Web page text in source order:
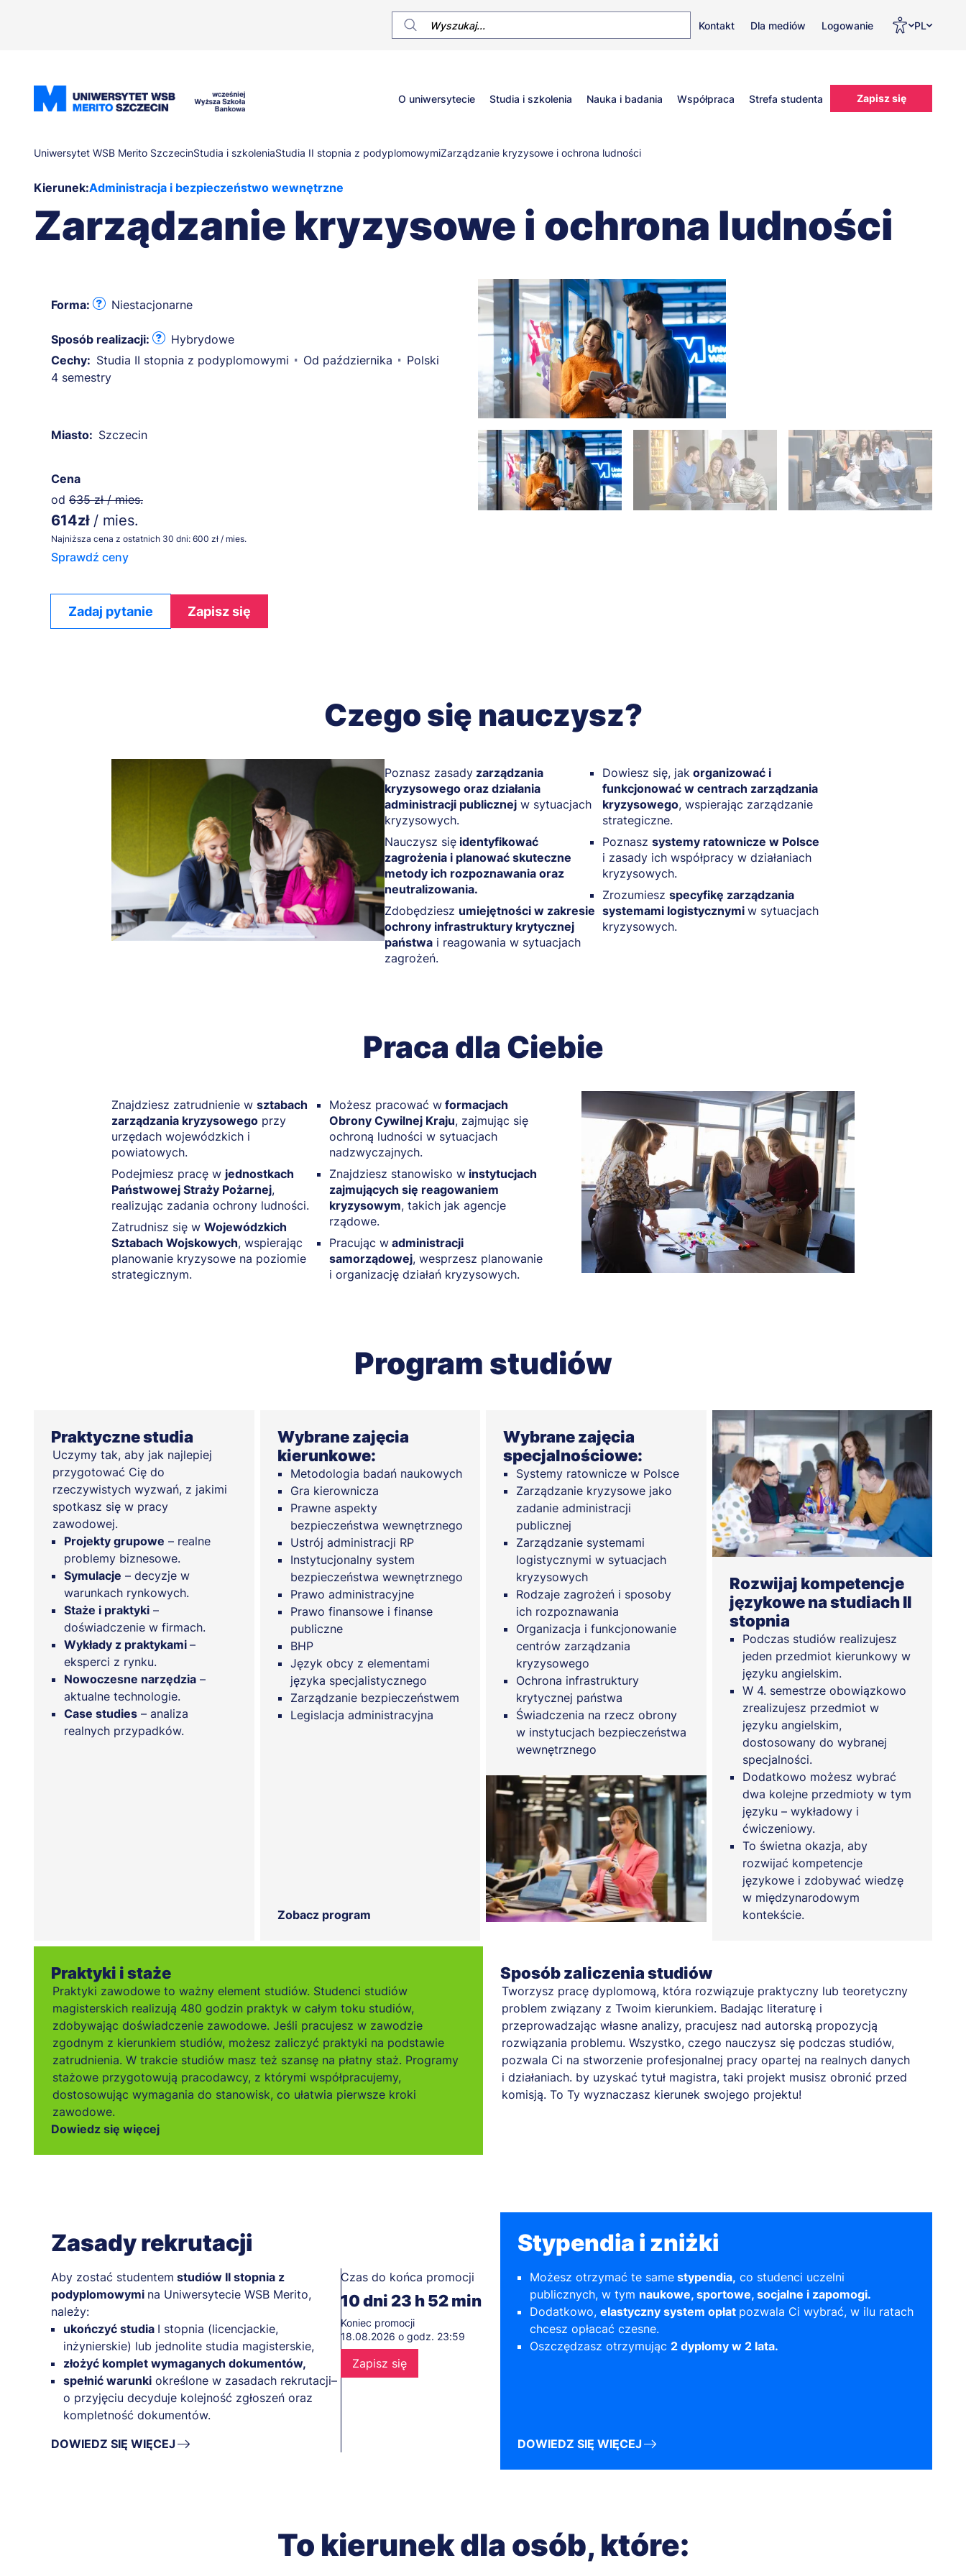
Top
Kontakt Dla mediów Logowanie PL
Główne
menu
O uniwersytecie Studia i szkolenia Nauka i badania Współpraca Strefa studenta Zapisz się
Ścieżka
nawigacyjna
Uniwersytet WSB Merito SzczecinStudia i szkoleniaStudia II stopnia z podyplomowymiZarządzanie kryzysowe i ochrona ludności
Kierunek:Administracja i bezpieczeństwo wewnętrzne
Zarządzanie kryzysowe i ochrona ludności
Forma: Niestacjonarne
Sposób realizacji:
Hybrydowe
Cechy: Studia II stopnia z podyplomowymi Od października
Polski
4 semestry
Miasto: Szczecin
Cena
od 635 zł / mies.
614zł / mies.
Najniższa cena z ostatnich 30 dni: 600 zł / mies.
Sprawdź ceny
Zadaj pytanie Zapisz się
Czego się nauczysz?
Poznasz zasady zarządzania
kryzysowego oraz działania
administracji publicznej w sytuacjach
kryzysowych.
Nauczysz się identyfikować
zagrożenia i planować skuteczne
metody ich rozpoznawania oraz
neutralizowania.
Zdobędziesz umiejętności w zakresie
ochrony infrastruktury krytycznej
państwa i reagowania w sytuacjach
zagrożeń.
Dowiesz się, jak organizować i
funkcjonować w centrach zarządzania
kryzysowego, wspierając zarządzanie
strategiczne.
Poznasz systemy ratownicze w Polsce
i zasady ich współpracy w działaniach
kryzysowych.
Zrozumiesz specyfikę zarządzania
systemami logistycznymi w sytuacjach
kryzysowych.
Praca dla Ciebie
Znajdziesz zatrudnienie w sztabach
zarządzania kryzysowego przy
urzędach wojewódzkich i
powiatowych.
Podejmiesz pracę w jednostkach
Państwowej Straży Pożarnej,
realizując zadania ochrony ludności.
Zatrudnisz się w Wojewódzkich
Sztabach Wojskowych, wspierając
planowanie kryzysowe na poziomie
strategicznym.
Możesz pracować w formacjach
Obrony Cywilnej Kraju, zajmując się
ochroną ludności w sytuacjach
nadzwyczajnych.
Znajdziesz stanowisko w instytucjach
zajmujących się reagowaniem
kryzysowym, takich jak agencje
rządowe.
Pracując w administracji
samorządowej, wesprzesz planowanie
i organizację działań kryzysowych.
Program studiów
Praktyczne studia
Uczymy tak, aby jak najlepiej
przygotować Cię do
rzeczywistych wyzwań, z jakimi
spotkasz się w pracy
zawodowej.
Projekty grupowe – realne
problemy biznesowe.
Symulacje – decyzje w
warunkach rynkowych.
Staże i praktyki –
doświadczenie w firmach.
Wykłady z praktykami –
eksperci z rynku.
Nowoczesne narzędzia –
aktualne technologie.
Case studies – analiza
realnych przypadków.
Wybrane zajęcia
kierunkowe:
Metodologia badań naukowych
Gra kierownicza
Prawne aspekty
bezpieczeństwa wewnętrznego
Ustrój administracji RP
Instytucjonalny system
bezpieczeństwa wewnętrznego
Prawo administracyjne
Prawo finansowe i finanse
publiczne
BHP
Język obcy z elementami
języka specjalistycznego
Zarządzanie bezpieczeństwem
Legislacja administracyjna
Zobacz program
Wybrane zajęcia
specjalnościowe:
Systemy ratownicze w Polsce
Zarządzanie kryzysowe jako
zadanie administracji
publicznej
Zarządzanie systemami
logistycznymi w sytuacjach
kryzysowych
Rodzaje zagrożeń i sposoby
ich rozpoznawania
Organizacja i funkcjonowanie
centrów zarządzania
kryzysowego
Ochrona infrastruktury
krytycznej państwa
Świadczenia na rzecz obrony
w instytucjach bezpieczeństwa
wewnętrznego
Rozwijaj kompetencje
językowe na studiach II
stopnia
Podczas studiów realizujesz
jeden przedmiot kierunkowy w
języku angielskim.
W 4. semestrze obowiązkowo
zrealizujesz przedmiot w
języku angielskim,
dostosowany do wybranej
specjalności.
Dodatkowo możesz wybrać
dwa kolejne przedmioty w tym
języku – wykładowy i
ćwiczeniowy.
To świetna okazja, aby
rozwijać kompetencje
językowe i zdobywać wiedzę
w międzynarodowym
kontekście.
Praktyki i staże
Praktyki zawodowe to ważny element studiów. Studenci studiów
magisterskich realizują 480 godzin praktyk w całym toku studiów,
zdobywając doświadczenie zawodowe. Jeśli pracujesz w zawodzie
zgodnym z kierunkiem studiów, możesz zaliczyć praktyki na podstawie
zatrudnienia. W trakcie studiów masz też szansę na płatny staż. Programy
stażowe przygotowują pracodawcy, z którymi współpracujemy,
dostosowując wymagania do stanowisk, co ułatwia pierwsze kroki
zawodowe.
Dowiedz się więcej
Sposób zaliczenia studiów
Tworzysz pracę dyplomową, która rozwiązuje praktyczny lub teoretyczny
problem związany z Twoim kierunkiem. Badając literaturę i
przeprowadzając własne analizy, pracujesz nad autorską propozycją
rozwiązania problemu. Wszystko, czego nauczysz się podczas studiów,
pozwala Ci na stworzenie profesjonalnej pracy opartej na realnych danych
i działaniach. by uzyskać tytuł magistra, taki projekt musisz obronić przed
komisją. To Ty wyznaczasz kierunek swojego projektu!
Zasady rekrutacji
Aby zostać studentem studiów II stopnia z
podyplomowymi na Uniwersytecie WSB Merito,
należy:
ukończyć studia I stopnia (licencjackie,
inżynierskie) lub jednolite studia magisterskie,
złożyć komplet wymaganych dokumentów,
spełnić warunki określone w zasadach rekrutacji–
o przyjęciu decyduje kolejność zgłoszeń oraz
kompletność dokumentów.
DOWIEDZ SIĘ WIĘCEJ
Czas do końca promocji
10dni23 h52min
Koniec promocji
18.08.2026 o godz. 23:59
Zapisz się
Stypendia i zniżki
Możesz otrzymać te same stypendia, co studenci uczelni
publicznych, w tym naukowe, sportowe, socjalne i zapomogi.
Dodatkowo, elastyczny system opłat pozwala Ci wybrać, w ilu ratach
chcesz opłacać czesne.
Oszczędzasz otrzymując 2 dyplomy w 2 lata.
DOWIEDZ SIĘ WIĘCEJ
To kierunek dla osób, które: